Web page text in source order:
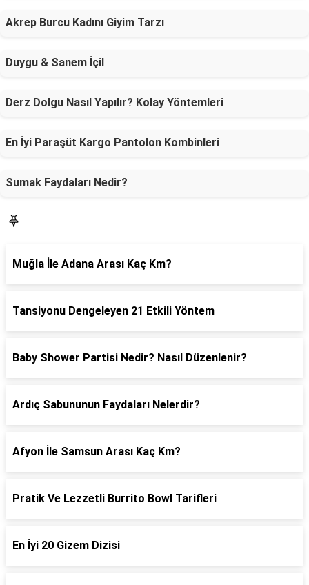
Akrep Burcu Kadını Giyim Tarzı
Duygu & Sanem İçil
Derz Dolgu Nasıl Yapılır? Kolay Yöntemleri
En İyi Paraşüt Kargo Pantolon Kombinleri
Sumak Faydaları Nedir?
Muğla İle Adana Arası Kaç Km?
Tansiyonu Dengeleyen 21 Etkili Yöntem
Baby Shower Partisi Nedir? Nasıl Düzenlenir?
Ardıç Sabununun Faydaları Nelerdir?
Afyon İle Samsun Arası Kaç Km?
Pratik Ve Lezzetli Burrito Bowl Tarifleri
En İyi 20 Gizem Dizisi